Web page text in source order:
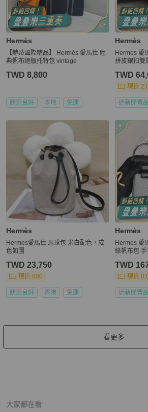
Hermès
【赫蒂國際精品】 Hermès 愛馬仕 經
典帆布絕版托特包 vintage
TWD 8,800
狀況良好 本地 免運
Hermès
Hermes 愛
拼皮銀扣雙
TWD
現折
近新閒置品
Hermès
Hermes愛馬仕 馬球包 米白配色，成
色如圖
TWD 23,750
現折 800
狀況良好 香港 免運
Hermès
Hermes 愛
綠帆布包 手
TWD
現折
近新閒置品
看更多
大家都在看